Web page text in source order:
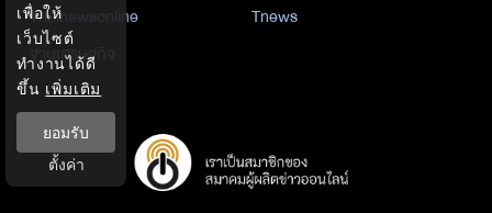
Thainewsonline
Tnews
ฐานเศรษฐกิจ
เพื่อให้
เว็บไซต์
ทำงานได้ดี
ขึ้น เพิ่มเติม
ยอมรับ
ตั้งค่า